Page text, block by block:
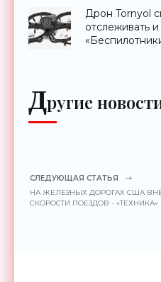
Дрон Tornyol
отслеживать
Другие
СЛЕДУЮЩАЯ СТАТЬЯ
НА ЖЕЛЕЗНЫХ ДОРОГАХ США
СКОРОСТИ ПОЕЗДОВ - «ТЕХНИКА»